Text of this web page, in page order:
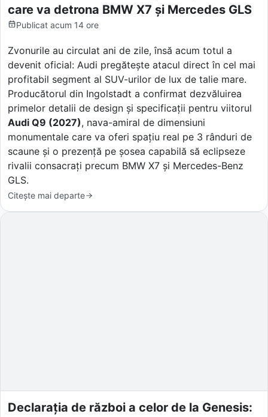
care va detrona BMW X7 și Mercedes GLS
Publicat acum 14 ore
Zvonurile au circulat ani de zile, însă acum totul a
devenit oficial: Audi pregătește atacul direct în cel mai
profitabil segment al SUV-urilor de lux de talie mare.
Producătorul din Ingolstadt a confirmat dezvăluirea
primelor detalii de design și specificații pentru viitorul
Audi Q9 (2027), nava-amiral de dimensiuni
monumentale care va oferi spațiu real pe 3 rânduri de
scaune și o prezență pe șosea capabilă să eclipseze
rivalii consacrați precum BMW X7 și Mercedes-Benz
GLS.
Citește mai departe
Declarația de război a celor de la Genesis: